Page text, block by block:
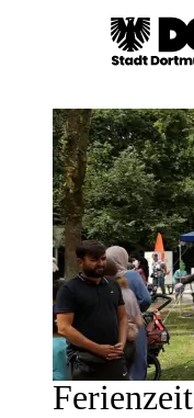
Ferienzeit